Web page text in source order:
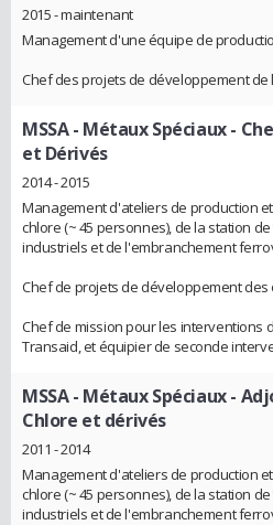
2015 - maintenant
Management d'une équipe de
Chef des projets de développement de
MSSA - Métaux Spéciaux-
et Dérivés
2014 - 2015
Management d'ateliers de production
chlore (~ 45 personnes), de la station
industriels et de l'embranchement
Chef de projets de développement des
Chef de mission pour les interventions
Transaid, et équipier de seconde
MSSA - Métaux Spéciaux-
Chlore et dérivés
2011 - 2014
Management d'ateliers de production
chlore (~ 45 personnes), de la station
industriels et de l'embranchement